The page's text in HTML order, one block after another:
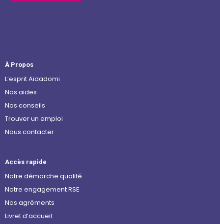
À Propos
L’esprit Aidadomi
Nos aides
Nos conseils
Trouver un emploi
Nous contacter
Accès rapide
Notre démarche qualité
Notre engagement RSE
Nos agréments
Livret d’accueil